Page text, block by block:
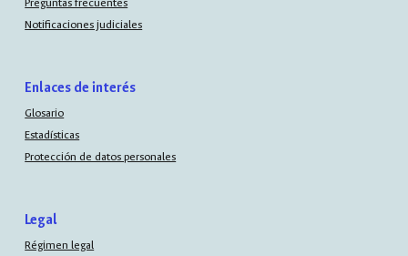
Notificaciones judiciales
Enlaces de interés
Glosario
Estadísticas
Protección de datos personales
Legal
Régimen legal